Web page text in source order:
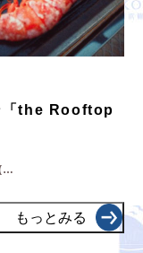
「the Rooftop
もっとみる